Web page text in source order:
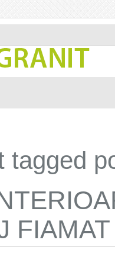
tagged
FIAMAT